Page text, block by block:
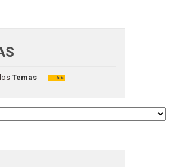
Temas >>